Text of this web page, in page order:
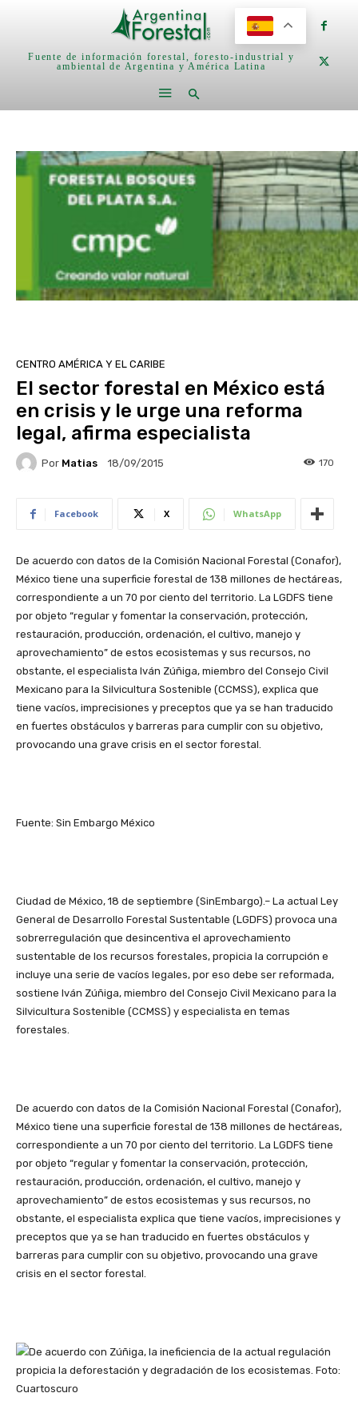
Fuente de información forestal, foresto-industrial y
ambiental de Argentina y América Latina
CENTRO AMÉRICA Y EL CARIBE
El sector forestal en México está
en crisis y le urge una reforma
legal, afirma especialista
Por Matias 18/09/2015 170
Facebook X WhatsApp
De acuerdo con datos de la Comisión Nacional Forestal (Conafor),
México tiene una superficie forestal de 138 millones de hectáreas,
correspondiente a un 70 por ciento del territorio. La LGDFS tiene
por objeto “regular y fomentar la conservación, protección,
restauración, producción, ordenación, el cultivo, manejo y
aprovechamiento” de estos ecosistemas y sus recursos, no
obstante, el especialista Iván Zúñiga, miembro del Consejo Civil
Mexicano para la Silvicultura Sostenible (CCMSS), explica que
tiene vacíos, imprecisiones y preceptos que ya se han traducido
en fuertes obstáculos y barreras para cumplir con su objetivo,
provocando una grave crisis en el sector forestal.
Fuente: Sin Embargo México
Ciudad de México, 18 de septiembre (SinEmbargo).– La actual Ley
General de Desarrollo Forestal Sustentable (LGDFS) provoca una
sobrerregulación que desincentiva el aprovechamiento
sustentable de los recursos forestales, propicia la corrupción e
incluye una serie de vacíos legales, por eso debe ser reformada,
sostiene Iván Zúñiga, miembro del Consejo Civil Mexicano para la
Silvicultura Sostenible (CCMSS) y especialista en temas
forestales.
De acuerdo con datos de la Comisión Nacional Forestal (Conafor),
México tiene una superficie forestal de 138 millones de hectáreas,
correspondiente a un 70 por ciento del territorio. La LGDFS tiene
por objeto “regular y fomentar la conservación, protección,
restauración, producción, ordenación, el cultivo, manejo y
aprovechamiento” de estos ecosistemas y sus recursos, no
obstante, el especialista explica que tiene vacíos, imprecisiones y
preceptos que ya se han traducido en fuertes obstáculos y
barreras para cumplir con su objetivo, provocando una grave
crisis en el sector forestal.